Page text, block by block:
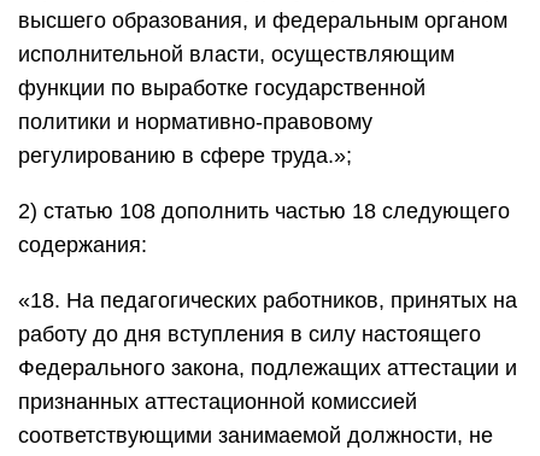
высшего образования, и федеральным органом
исполнительной власти, осуществляющим
функции по выработке государственной
политики и нормативно-правовому
регулированию в сфере труда.»;
2) статью 108 дополнить частью 18 следующего
содержания:
«18. На педагогических работников, принятых на
работу до дня вступления в силу настоящего
Федерального закона, подлежащих аттестации и
признанных аттестационной комиссией
соответствующими занимаемой должности, не